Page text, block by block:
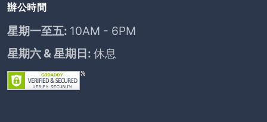
辦公時間
星期一至五: 10AM - 6PM
星期六 & 星期日: 休息